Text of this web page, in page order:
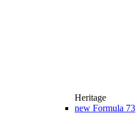
Heritage
new Formula 73